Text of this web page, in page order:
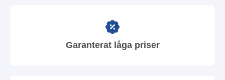
Garanterat låga priser